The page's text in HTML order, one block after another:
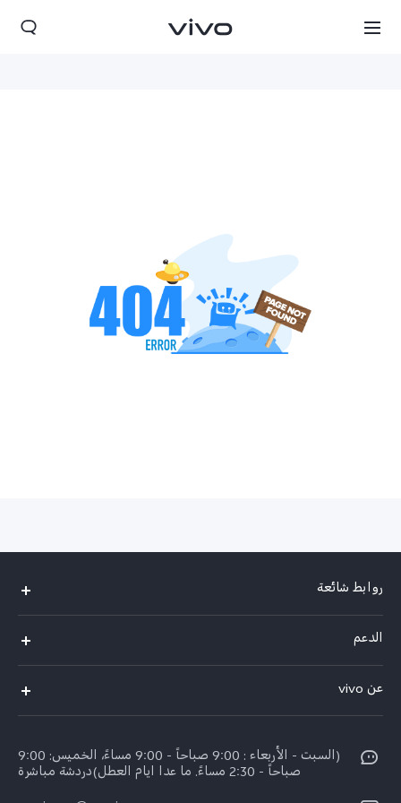
Yemen(AR) | حدد البلد/المنطقة
روابط شائعة
Y19s Pro
Y04
Y02
الدعم
مركز الخدمة
Funtouch OS
عن vivo
نبذة عنا
الإشعارات القانونية
(السبت - الأربعاء : 9:00 صباحاً - 9:00 مساءً، الخميس: 9:00
صباحاً - 2:30 مساءً. ما عدا ايام العطل)دردشة مباشرة